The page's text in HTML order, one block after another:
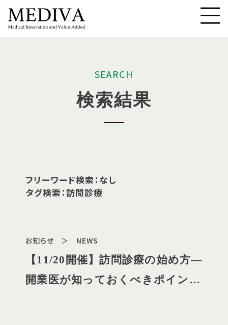
SEARCH
検索結果
フリーワード検索：なし
タグ検索：訪問診療
お知らせ ＞ NEWS
【11/20開催】訪問診療の始め方―
開業医が知っておくべきポイント